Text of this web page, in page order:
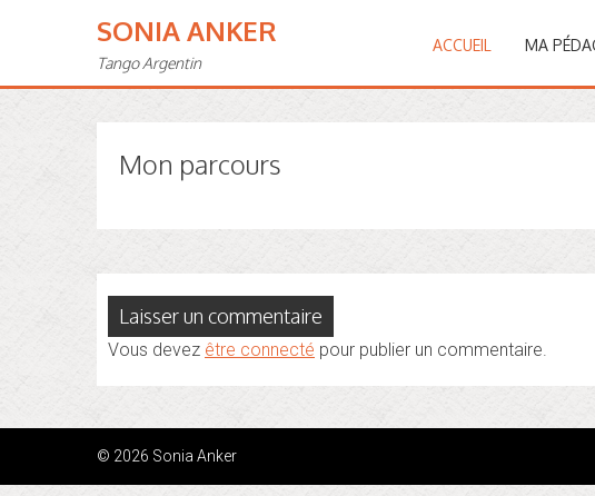
SONIA ANKER
Tango Argentin
ACCUEIL MA
Mon parcours
Laisser un commentaire
Vous devez être connecté pour publier un commentaire.
© 2026 Sonia Anker